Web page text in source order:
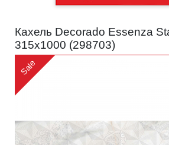
Кахель Decorado Essenza
315x1000 (298703)
Sale